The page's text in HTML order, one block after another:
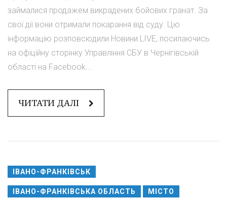
займалися продажем викрадених бойових гранат. За
свої дії вони отримали покарання від суду. Цю
інформацію розповсюдили Новини.LIVE, посилаючись
на офіційну сторінку Управління СБУ в Чернігівській
області на Facebook...
ЧИТАТИ ДАЛІ
ІВАНО-ФРАНКІВСЬК
ІВАНО-ФРАНКІВСЬКА ОБЛАСТЬ МІСТО